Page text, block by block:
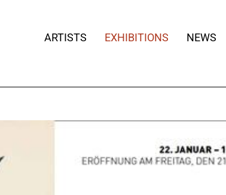
ARTISTS EXHIBITIONS NEWS